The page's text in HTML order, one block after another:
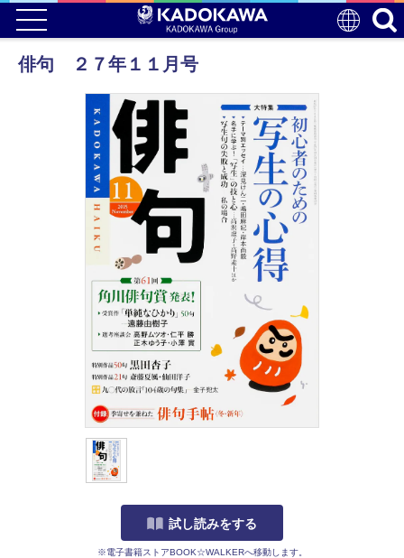
俳句 ２７年１１月号
試し読みをする
※電子書籍ストアBOOK☆WALKERへ移動します。